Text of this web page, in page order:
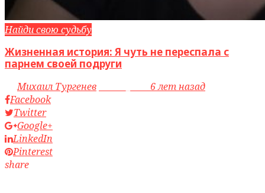
Найди свою судьбу
Жизненная история: Я чуть не переспала с
парнем своей подруги
byМихаил Тургенев
6 лет назад
Facebook
Twitter
Google+
LinkedIn
Pinterest
share